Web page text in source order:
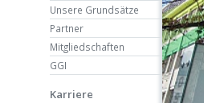
Unsere Grundsätze
Partner
Mitgliedschaften
GGI
Karriere